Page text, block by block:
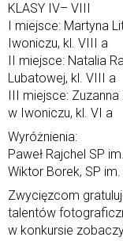
KLASY IV– VIII
I miejsce: Martyna
Iwoniczu, kl. VIII a
II miejsce: Natalia
Lubatowej, kl. VIII a
III miejsce:
w Iwoniczu, kl. VI a
Wyróżnienia:
Paweł Rajchel SP
Wiktor Borek, SP
Zwycięzcom
talentów
w konkursie